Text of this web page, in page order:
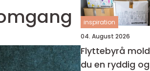
inspiration
04. August 2026
Flyttebyrå molde slik
du en ryddig